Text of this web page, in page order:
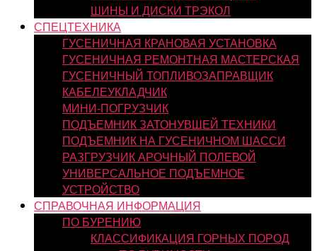
ШИНЫ И ДИСКИ ТРЭКОЛ
СПЕЦТЕХНИКА
ГУСЕНИЧНАЯ КРАНОВАЯ УСТАНОВКА
ГУСЕНИЧНАЯ РЕМОНТНАЯ МАСТЕРСКАЯ
ГУСЕНИЧНЫЙ ТОПЛИВОЗАПРАВЩИК
КАБЕЛЕУКЛАДЧИК
МИНИ-ПОГРУЗЧИК
ПОДЪЕМНИК ЗАТОНУВШЕЙ ТЕХНИКИ
ПОДЪЕМНИК НА ГУСЕНИЧНОМ ШАССИ
РАЗГРУЗЧИК АРОЧНЫЙ ПОЛЕВОЙ
УНИВЕРСАЛЬНОЕ ПОДЪЕМНОЕ
УСТРОЙСТВО
СПРАВОЧНАЯ ИНФОРМАЦИЯ
ПО БУРЕНИЮ
КЛАССИФИКАЦИЯ ГОРНЫХ ПОРОД